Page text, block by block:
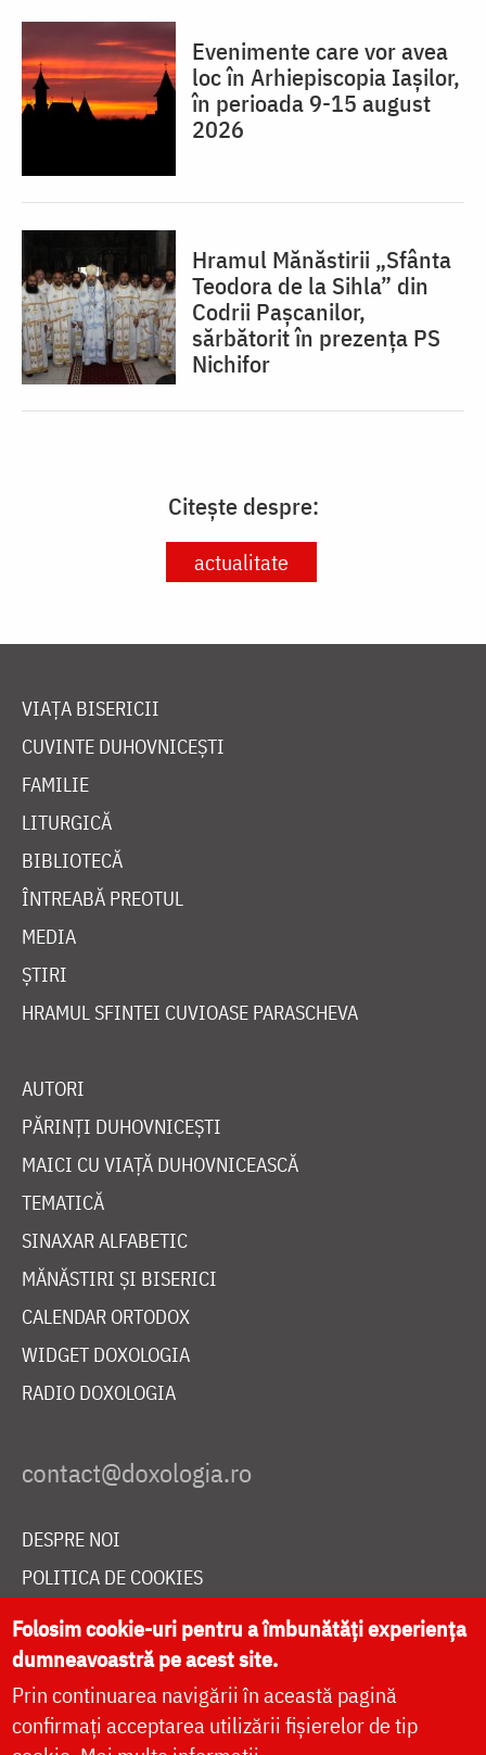
Evenimente care vor avea
loc în Arhiepiscopia Iaşilor,
în perioada 9-15 august
2026
Hramul Mănăstirii „Sfânta
Teodora de la Sihla” din
Codrii Pașcanilor,
sărbătorit în prezența PS
Nichifor
Citește despre:
actualitate
VIAȚA BISERICII
CUVINTE DUHOVNICEȘTI
FAMILIE
LITURGICĂ
BIBLIOTECĂ
ÎNTREABĂ PREOTUL
MEDIA
ȘTIRI
HRAMUL SFINTEI CUVIOASE PARASCHEVA
AUTORI
PĂRINȚI DUHOVNICEȘTI
MAICI CU VIAȚĂ DUHOVNICEASCĂ
TEMATICĂ
SINAXAR ALFABETIC
MĂNĂSTIRI ȘI BISERICI
CALENDAR ORTODOX
WIDGET DOXOLOGIA
RADIO DOXOLOGIA
DESPRE NOI
POLITICA DE COOKIES
DONEAZĂ ONLINE PENTRU CATEDRALA NAȚIONALĂ
LIVE
Folosim cookie-uri pentru a îmbunătăți experiența
dumneavoastră pe acest site.
Prin continuarea navigării în această pagină
confirmați acceptarea utilizării fișierelor de tip